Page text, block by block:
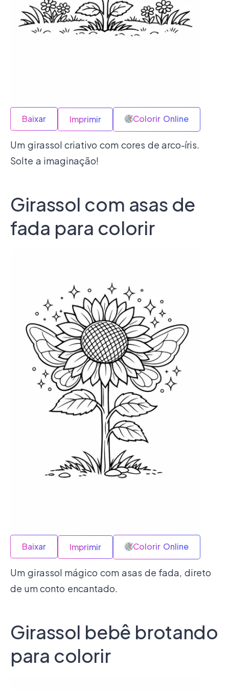
Baixar Imprimir Colorir Online
Um girassol criativo com cores de arco-íris.
Solte a imaginação!
Girassol com asas de
fada para colorir
Baixar Imprimir Colorir Online
Um girassol mágico com asas de fada, direto
de um conto encantado.
Girassol bebê brotando
para colorir